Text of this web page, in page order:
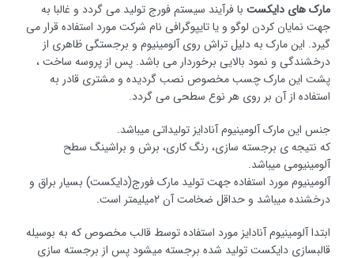
مارک های دایکست با فرآیند سیستم فورج تولید می گردد و غالبا به
جهت نمایان کردن لوگو و یا تایپوگرافی نام شرکت مورد استفاده قرار می
گیرد. این مارک به دلیل تراش روی آلومینیوم و برجستگی ظاهری از
درخشندگی و نمود بالایی برخوردار می باشد. پس از پروسه ساخت ،
پشت این مارک چسب مخصوص نصب گردیده و مشتری قادر به
استفاده از آن بر روی هر نوع سطحی می گردد.
جنس این مارک آلومینیوم آنادایز تولیداتی میباشد.
که نتیجه ی برجسته سازی، رنگ کاری، برش و براشینگ سطح
آلومینیومی میباشد.
آلومینیوم مورد استفاده جهت تولید مارک فورج(دایکست) بسیار براق و
درخشنده میباشد و حداقل ضخامت آن ٢میلیمتر است.
ابتدا آلومینیوم آنادایز مورد استفاده توسط قالب مخصوص که به بوسیله
قالبسازی دایکست تولید شده برجسته میشود پس از برجسته سازی